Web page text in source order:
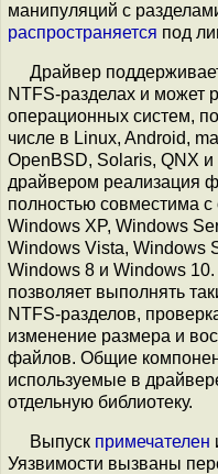
манипуляций с
распространяется под
Драйвер
NTFS-разделах и может
операционных систем,
числе в Linux, Android,
OpenBSD, Solaris, QNX
драйвером реализация
полностью совместима
Windows XP, Windows
Windows Vista, Windows
Windows 8 и Windows
позволяет выполнять
NTFS-разделов,
изменение размера и
файлов. Общие
используемые в
отдельную библиотеку.
Выпуск примечателен
Уязвимости вызваны